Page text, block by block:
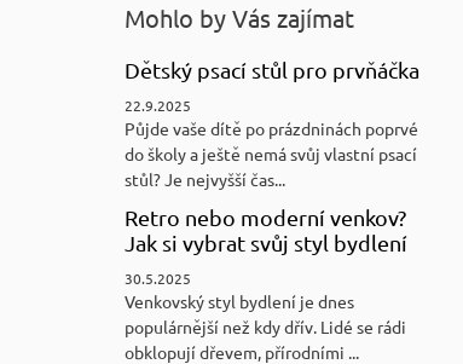
Mohlo by Vás zajímat
Dětský psací stůl pro prvňáčka
22.9.2025
Půjde vaše dítě po prázdninách poprvé
do školy a ještě nemá svůj vlastní psací
stůl? Je nejvyšší čas...
Retro nebo moderní venkov?
Jak si vybrat svůj styl bydlení
30.5.2025
Venkovský styl bydlení je dnes
populárnější než kdy dřív. Lidé se rádi
obklopují dřevem, přírodními ...